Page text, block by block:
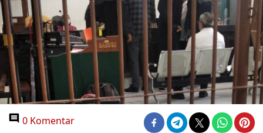
0 Komentar